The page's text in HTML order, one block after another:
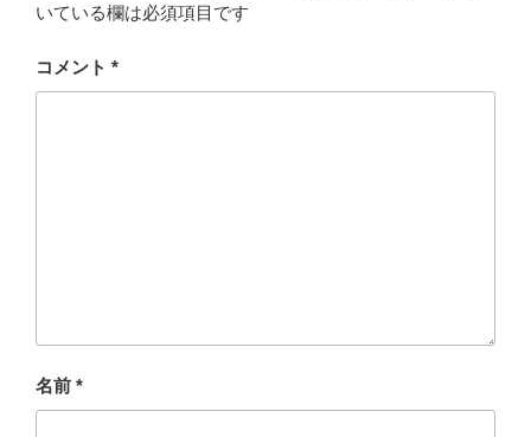
いている欄は必須項目です
コメント *
名前 *